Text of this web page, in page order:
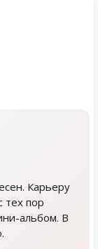
Карьеру
тех пор
альбом. В